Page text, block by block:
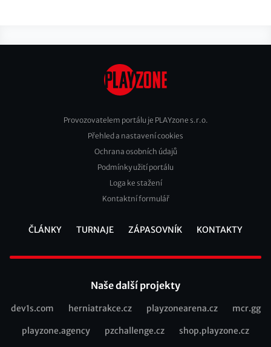
Footer
Provozovatelem portálu je PLAYzone s.r.o.
Přehled a nastavení cookies
Ochrana osobních údajů
Podmínky užití portálu
Loga ke stažení
Kontaktní formulář
ČLÁNKY TURNAJE ZÁPASOVNÍK KONTAKTY
Naše další projekty
Recommended
dev1s.com herniatrakce.cz playzonearena.cz mcr.gg
playzone.agency pzchallenge.cz shop.playzone.cz